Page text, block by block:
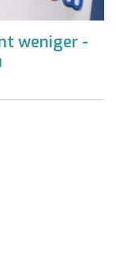
weniger -